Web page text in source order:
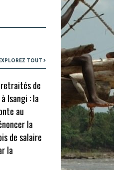
TOUT
de
Isangi : la
au
la
de salaire
la